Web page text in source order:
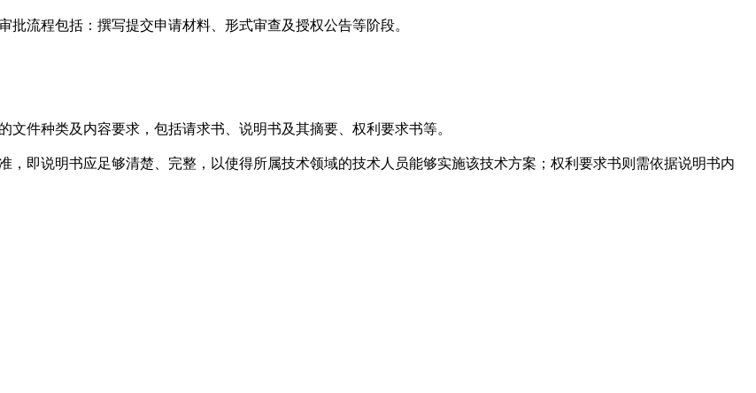
流程包括：撰写提交申请材料、形式审查及授权公告等阶段。
件种类及内容要求，包括请求书、说明书及其摘要、权利要求书等。
即说明书应足够清楚、完整，以使得所属技术领域的技术人员能够实施该技术方案；权利要求书则需依据说明书内